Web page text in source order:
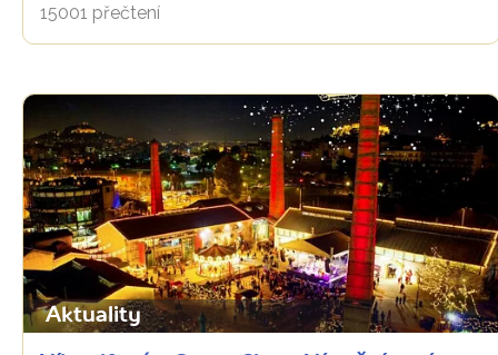
15001 přečtení
Aktuality